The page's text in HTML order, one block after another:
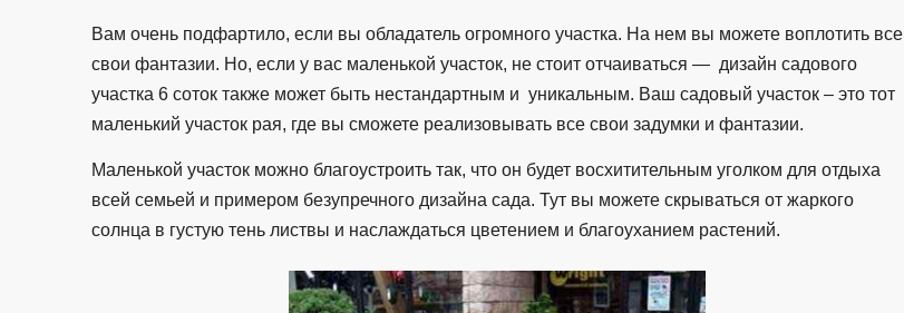
Вам очень подфартило, если вы обладатель огромного участка. На нем вы можете воплотить все
свои фантазии. Но, если у вас маленькой участок, не стоит отчаиваться — дизайн садового
участка 6 соток также может быть нестандартным и уникальным. Ваш садовый участок – это тот
маленький участок рая, где вы сможете реализовывать все свои задумки и фантазии.
Маленькой участок можно благоустроить так, что он будет восхитительным уголком для отдыха
всей семьей и примером безупречного дизайна сада. Тут вы можете скрываться от жаркого
солнца в густую тень листвы и наслаждаться цветением и благоуханием растений.